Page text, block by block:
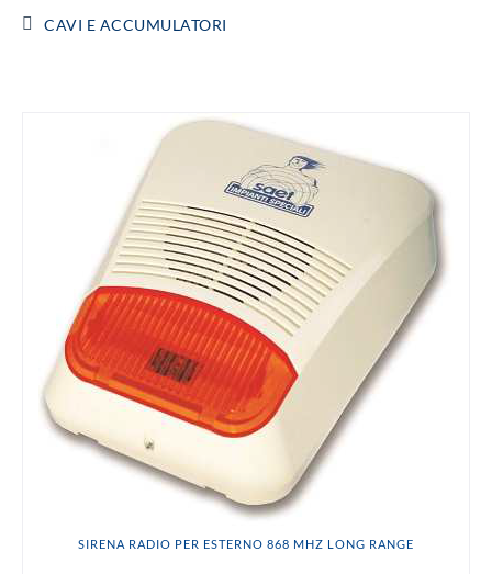
CAVI E ACCUMULATORI
SIRENA RADIO PER ESTERNO 868 MHZ LONG RANGE